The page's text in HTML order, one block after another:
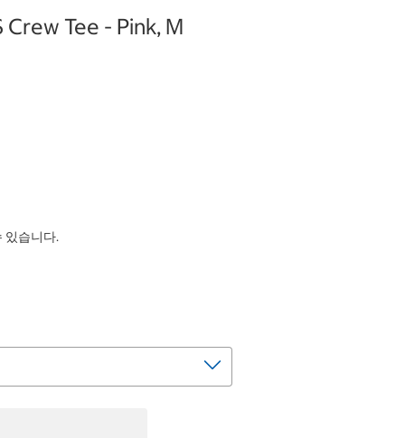
Tee - Pink, M
있습니다.